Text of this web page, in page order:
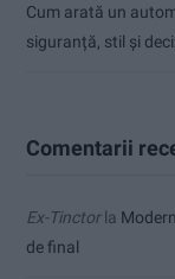
Cum arată un
siguranță, stil și
Comentarii
Ex-Tinctorla
de final